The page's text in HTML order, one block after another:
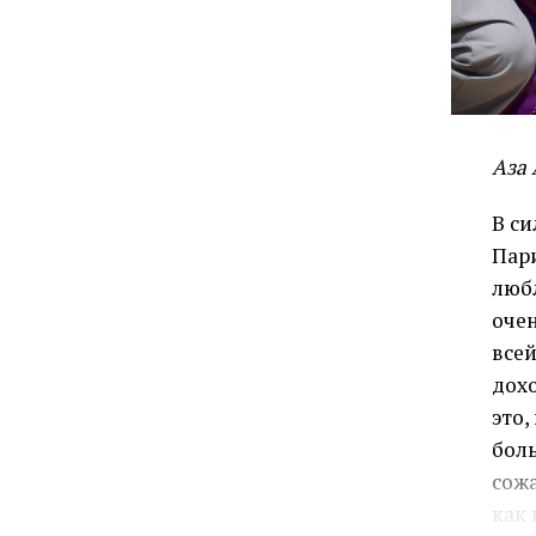
Аза
В
как